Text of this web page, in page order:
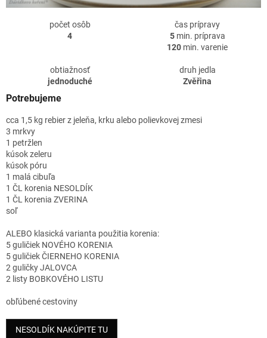
počet osôb
4
čas prípravy
5min. príprava
120 min. varenie
obtiažnosť
jednoduché
druh jedla
Zvěřina
Potrebujeme
cca 1,5 kg rebier z jeleňa, krku alebo polievkovej zmesi
3 mrkvy
1 petržlen
kúsok zeleru
kúsok póru
1 malá cibuľa
1 ČL korenia NESOLDÍK
1 ČL korenia ZVERINA
soľ
ALEBO klasická varianta použitia korenia:
5 guličiek NOVÉHO KORENIA
5 guličiek ČIERNEHO KORENIA
2 guličky JALOVCA
2 listy BOBKOVÉHO LISTU
obľúbené cestoviny
NESOLDÍK NAKÚPITE TU